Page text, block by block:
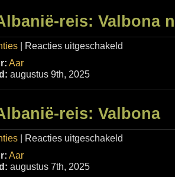
reis: Valbona
| Reacties uitgeschakeld
Aar
augustus 9th, 2025
reis: Valbona
| Reacties uitgeschakeld
Aar
augustus 7th, 2025